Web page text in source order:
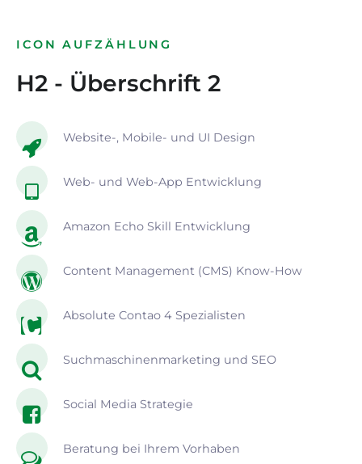
ICON AUFZÄHLUNG
H2 - Überschrift 2
Website-, Mobile- und UI Design
Web- und Web-App Entwicklung
Amazon Echo Skill Entwicklung
Content Management (CMS) Know-How
Absolute Contao 4 Spezialisten
Suchmaschinenmarketing und SEO
Social Media Strategie
Beratung bei Ihrem Vorhaben